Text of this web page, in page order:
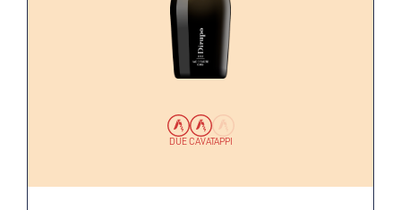
DUE CAVATAPPI